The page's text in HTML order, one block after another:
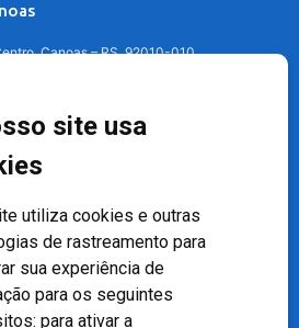
site usa
utiliza cookies e outras
de rastreamento para
sua experiência de
para os seguintes
para ativar a
Canoas – RS, 92010-010
250 - 3º andar - Teresópolis, Porto Alegre -